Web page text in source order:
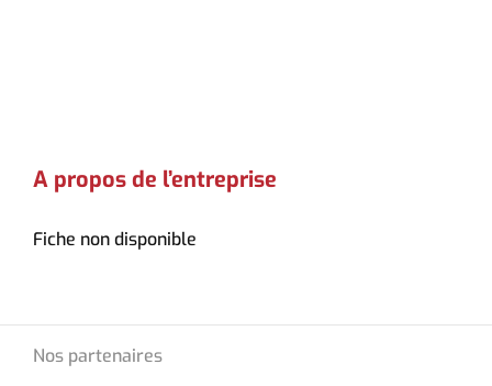
A propos de l’entreprise
Fiche non disponible
Nos partenaires